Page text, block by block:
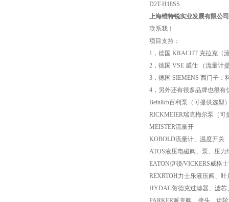
D2T-H18SS
上海维特锐实业发展有限公司
联系我！
项目支持：
1，德国 KRACHT 克拉克（
2，德国 VSE 威仕 （流量计
3，德国 SIEMENS 西门子：
4，另外还有很多品牌也很有
Beinlich百利泵（可提供选型
RICKMEIER瑞克梅尔泵（可
MEISTER流量开
KOBOLD流量计、温度开关
ATOS液压电磁阀、泵、压力
EATON伊顿/VICKERS威格
REXRTOH力士乐液压阀、叶
HYDAC贺德克过滤器、滤芯
PARKER派克阀、接头、齿